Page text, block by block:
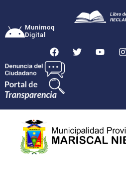
Munimoq
Digital